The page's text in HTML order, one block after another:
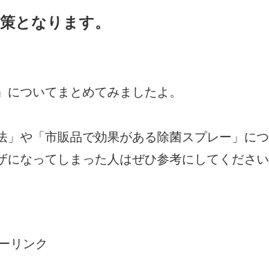
となります。
についてまとめてみましたよ。
」や「市販品で効果がある除菌スプレー」につ
なってしまった人はぜひ参考にしてください
リンク